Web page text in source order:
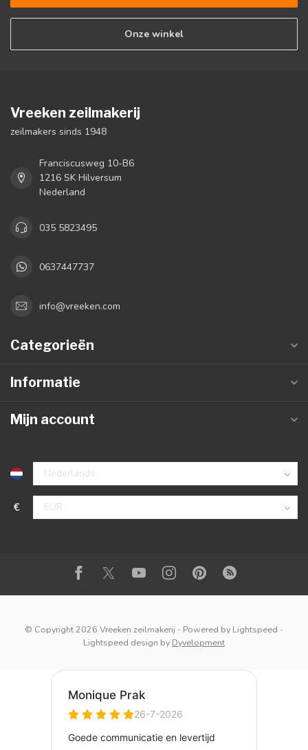
Onze winkel
Vreeken zeilmakerij
zeilmakers sinds 1948
Franciscusweg 10-B6
1216 SK Hilversum
Nederland
035 5823495
0637447737
info@vreeken.com
Categorieën
Informatie
Mijn account
€
© Copyright 2026 Vreeken zeilmakerij - Powered by Lightspeed -
Lightspeed design by Dyvelopment